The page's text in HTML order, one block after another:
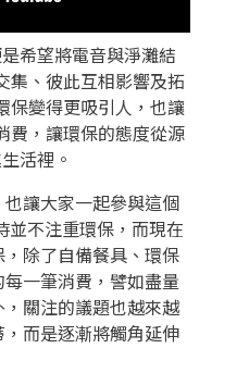
希望將電音與淨灘結
集、彼此互相影響及拓
保變得更吸引人，也讓
費，讓環保的態度從源
活裡。
也讓大家一起參與這個
並不注重環保，而現在
除了自備餐具、環保
一筆消費，譬如盡量
關注的議題也越來越
而是逐漸將觸角延伸